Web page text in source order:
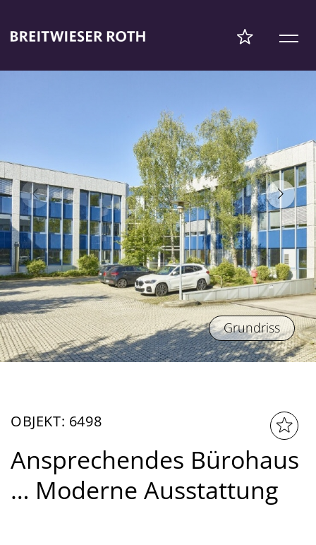
Grundriss
OBJEKT: 6498
Ansprechendes Bürohaus
… Moderne Ausstattung